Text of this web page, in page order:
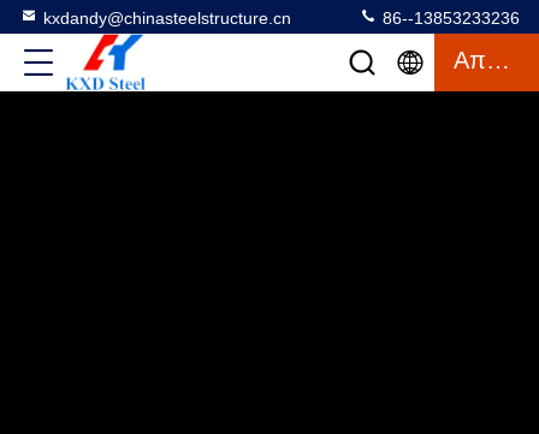
kxdandy@chinasteelstructure.cn 86--13853233236
Απόσπασμα